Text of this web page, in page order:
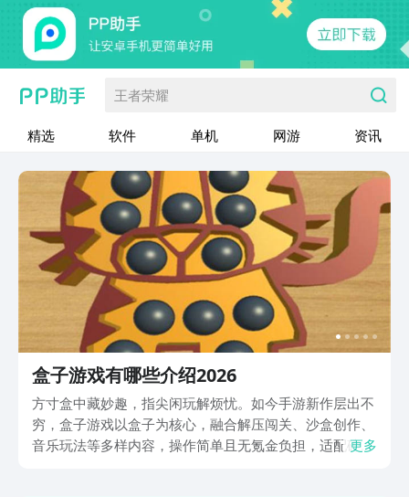
王者荣耀
精选 软件 单机 网游 资讯
盒子游戏有哪些介绍2026
方寸盒中藏妙趣，指尖闲玩解烦忧。如今手游新作层出不
穷，盒子游戏以盒子为核心，融合解压闯关、沙盒创作、
音乐玩法等多样内容，操作简单且无氪金负担，适配碎片
更多